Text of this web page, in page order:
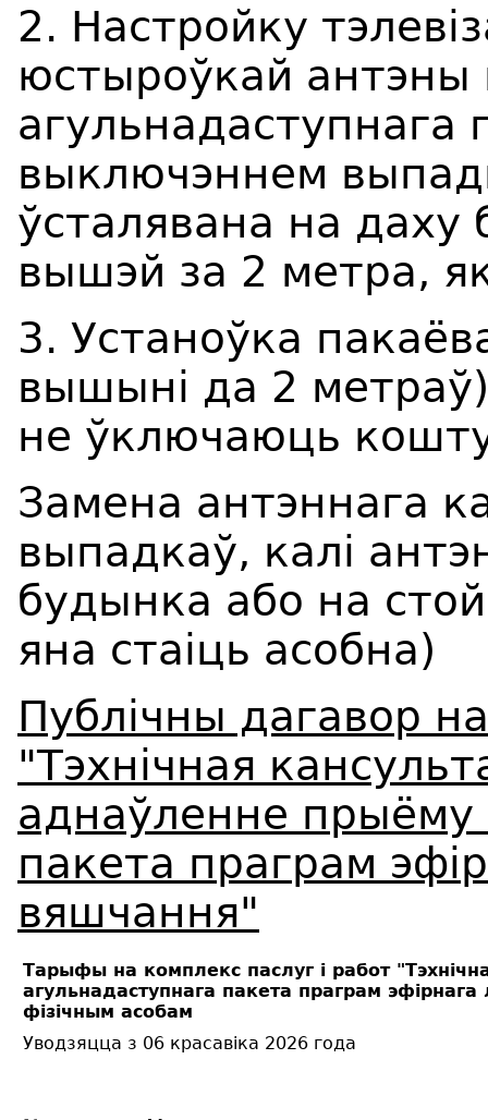
2. Настройку
юстыроўкай
агульнадаступнага
выключэннем
ўсталявана на даху
вышэй за 2 метра,
3. Устаноўка
вышыні да 2
не ўключаюць
Замена антэннага
выпадкаў, калі
будынка або на
яна стаіць асобна)
Публічны дагавор
"Тэхнічная
аднаўленне прыёму
пакета праграм
вяшчання"
Тарыфы на комплекс паслуг і работ
агульнадаступнага пакета праграм
фізічным асобам
Уводзяцца з 06 красавіка 2026 года